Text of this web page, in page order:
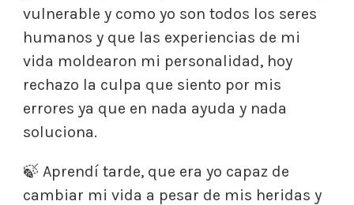
vulnerable y como yo son todos los seres
humanos y que las experiencias de mi
vida moldearon mi personalidad, hoy
rechazo la culpa que siento por mis
errores ya que en nada ayuda y nada
soluciona.
🍃 Aprendí tarde, que era yo capaz de
cambiar mi vida a pesar de mis heridas y